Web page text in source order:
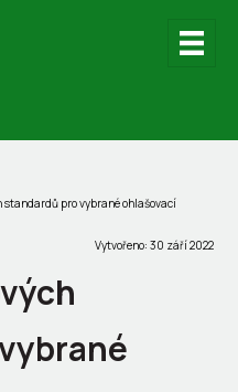
standardů pro vybrané ohlašovací
Vytvořeno: 30 září 2022